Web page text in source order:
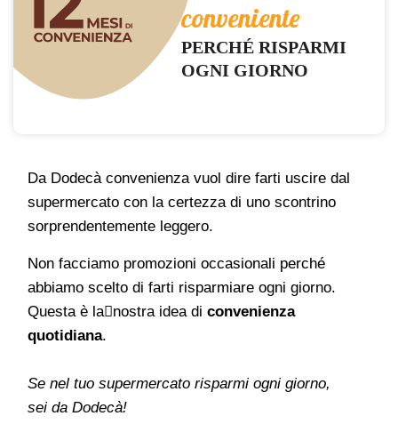
conveniente
PERCHÉ RISPARMI
OGNI GIORNO
Da Dodecà convenienza vuol dire farti uscire dal
supermercato con la certezza di uno scontrino
sorprendentemente leggero.
Non facciamo promozioni occasionali perché
abbiamo scelto di farti risparmiare ogni giorno.
Questa è la􀀠nostra idea di convenienza
quotidiana.
Se nel tuo supermercato risparmi ogni giorno,
sei da Dodecà!